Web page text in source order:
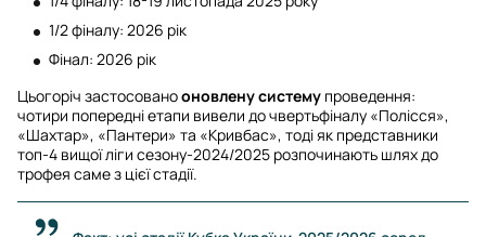
1/2 фіналу: 2026 рік
Фінал: 2026 рік
Цьогоріч застосованооновлену систему проведення:
чотири попередні етапи вивели до чвертьфіналу «Полісся»,
«Шахтар», «Пантери» та «Кривбас», тоді як представники
топ-4 вищої ліги сезону-2024/2025 розпочинають шлях до
трофея саме з цієї стадії.